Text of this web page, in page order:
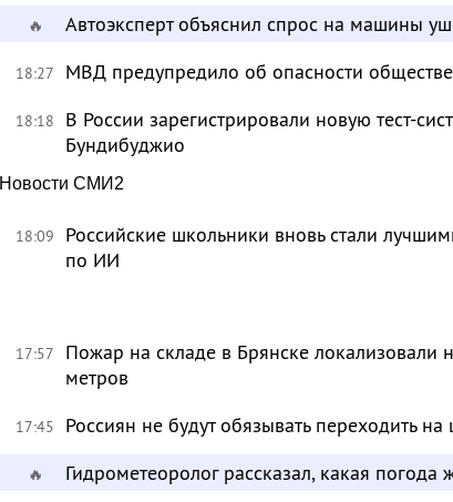
🔥 Автоэксперт объяснил спрос на машины
18:27 МВД предупредило об опасности
18:18
В России зарегистрировали новую тест-
Бундибуджио
Новости СМИ2
18:09
Российские школьники вновь стали
по ИИ
17:57
Пожар на складе в Брянске локализовали
метров
17:45 Россиян не будут обязывать переходить
🔥 Гидрометеоролог рассказал, какая